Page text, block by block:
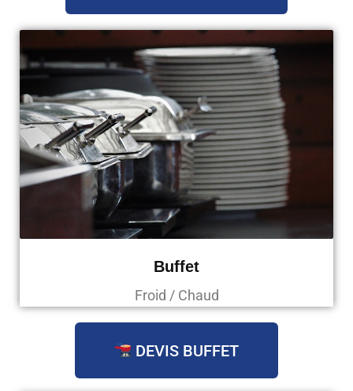
Buffet
Froid / Chaud
DEVIS BUFFET